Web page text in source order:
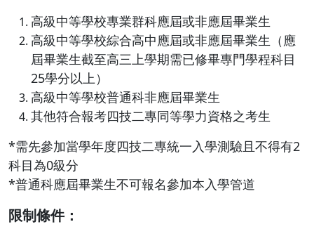
高級中等學校專業群科應屆或非應屆畢業生
高級中等學校綜合高中應屆或非應屆畢業生（應
屆畢業生截至高三上學期需已修畢專門學程科目
25學分以上）
高級中等學校普通科非應屆畢業生
其他符合報考四技二專同等學力資格之考生
*需先參加當學年度四技二專統一入學測驗且不得有2
科目為0級分
*普通科應屆畢業生不可報名參加本入學管道
限制條件：